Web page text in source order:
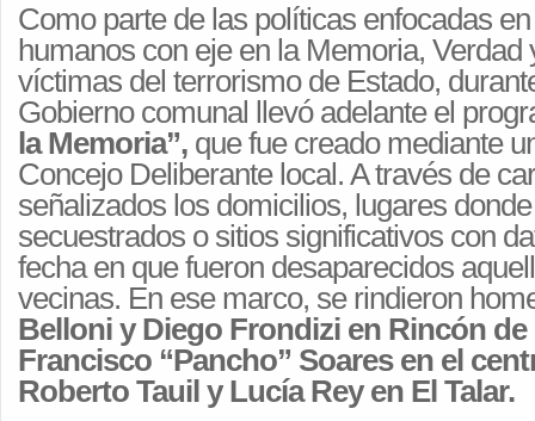
Como parte de las políticas enfocadas
humanos con eje en la Memoria, Verdad
víctimas del terrorismo de Estado,
Gobierno comunal llevó adelante el
la Memoria”, que fue creado mediante
Concejo Deliberante local. A través de
señalizados los domicilios, lugares
secuestrados o sitios significativos con
fecha en que fueron desaparecidos
vecinas. En ese marco, se rindieron
Belloni y Diego Frondizi en Rincón de
Francisco “Pancho” Soares en el
Roberto Tauil y Lucía Rey en El Talar.